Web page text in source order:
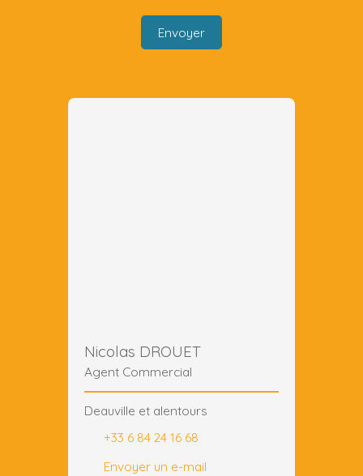
Envoyer
Nicolas DROUET
Agent Commercial
Deauville et alentours
+33 6 84 24 16 68
Envoyer un e-mail